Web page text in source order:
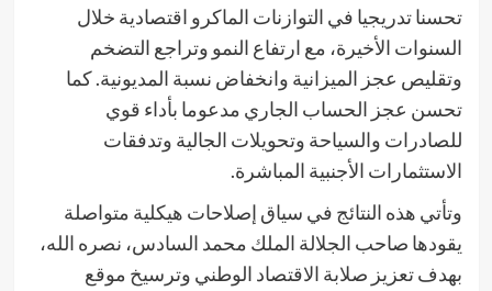
تحسنا تدريجيا في التوازنات الماكرو اقتصادية خلال
السنوات الأخيرة، مع ارتفاع النمو وتراجع التضخم
وتقليص عجز الميزانية وانخفاض نسبة المديونية. كما
تحسن عجز الحساب الجاري مدعوما بأداء قوي
للصادرات والسياحة وتحويلات الجالية وتدفقات
الاستثمارات الأجنبية المباشرة.
وتأتي هذه النتائج في سياق إصلاحات هيكلية متواصلة
يقودها صاحب الجلالة الملك محمد السادس، نصره الله،
بهدف تعزيز صلابة الاقتصاد الوطني وترسيخ موقع